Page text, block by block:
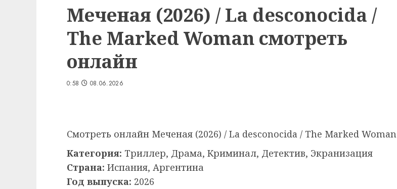
Меченая (2026) / La desconocida /
The Marked Woman смотреть
онлайн
0:58 08.06.2026
Смотреть онлайн Меченая (2026) / La desconocida / The Marked Woman
Категория: Триллер, Драма, Криминал, Детектив, Экранизация
Страна: Испания, Аргентина
Год выпуска: 2026